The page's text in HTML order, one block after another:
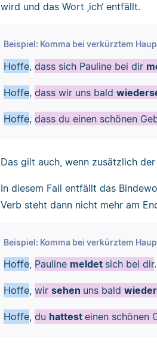
wird und das Wort ‚ich‘ entfällt.
Beispiel: Komma bei verkürztem
Hoffe, dass sich Pauline bei dir
Hoffe, dass wir uns bald
Hoffe, dass du einen schönen
Das gilt auch, wenn zusätzlich
In diesem Fall entfällt das
Verb steht dann nicht mehr am
Beispiel: Komma bei verkürztem
Hoffe, Pauline meldet sich bei dir.
Hoffe, wir sehen uns bald wieder
Hoffe, du hattest einen schönen